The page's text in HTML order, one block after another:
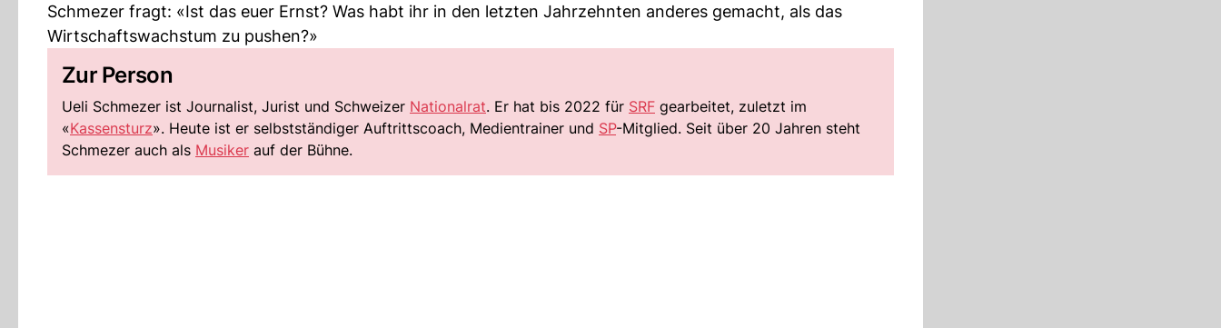
Schmezer fragt: «Ist das euer Ernst? Was habt ihr in den letzten Jahrzehnten anderes gemacht, als das
Wirtschaftswachstum zu pushen?»
Zur Person
Ueli Schmezer ist Journalist, Jurist und Schweizer Nationalrat. Er hat bis 2022 für SRF gearbeitet, zuletzt im
«Kassensturz». Heute ist er selbstständiger Auftrittscoach, Medientrainer und SP-Mitglied. Seit über 20 Jahren steht
Schmezer auch als Musiker auf der Bühne.